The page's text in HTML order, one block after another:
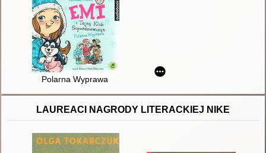
Polarna Wyprawa
LAUREACI NAGRODY LITERACKIEJ NIKE